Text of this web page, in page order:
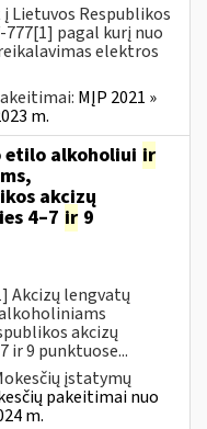
Lietuvos Respublikos
pagal kurį nuo
elektros
MĮP 2021 »
m.
etilo alkoholiui ir
akcizų
4–7 ir 9
Akcizų lengvatų
akcizų
ir 9 punktuose...
įstatymų
pakeitimai nuo
m.